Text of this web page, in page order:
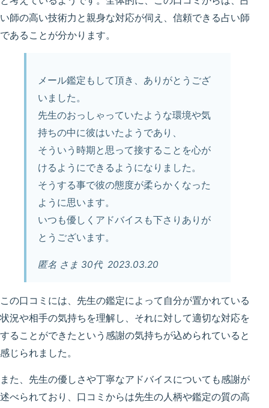
い師の高い技術力と親身な対応が伺え、信頼できる占い師
であることが分かります。
メール鑑定もして頂き、ありがとうござ
いました。
先生のおっしゃっていたような環境や気
持ちの中に彼はいたようであり、
そういう時期と思って接することを心が
けるようにできるようになりました。
そうする事で彼の態度が柔らかくなった
ように思います。
いつも優しくアドバイスも下さりありが
とうございます。
匿名 さま 30代 2023.03.20
この口コミには、先生の鑑定によって自分が置かれている
状況や相手の気持ちを理解し、それに対して適切な対応を
することができたという感謝の気持ちが込められていると
感じられました。
また、先生の優しさや丁寧なアドバイスについても感謝が
述べられており、口コミからは先生の人柄や鑑定の質の高